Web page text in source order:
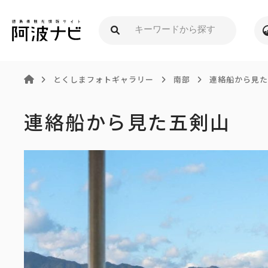
とくしまフォトギャラリー 南部 連絡船から見
連絡船から見た五剣山